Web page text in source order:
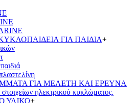
ΓΙΑ ΠΑΙΔΙΑ+
ΓΙΑ ΜΕΛΕΤΗ ΚΑΙ ΕΡΕΥΝΑ
ηλεκτρικού κυκλώματος.
ΥΛΙΚΟ+